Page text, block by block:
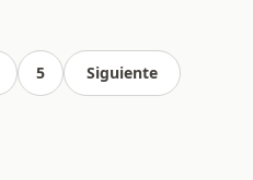
5 Siguiente